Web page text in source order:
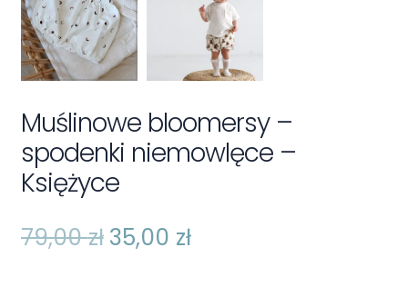
Muślinowe bloomersy –
spodenki niemowlęce –
Księżyce
79,00zł Pierwotna
35,00 złAktualna